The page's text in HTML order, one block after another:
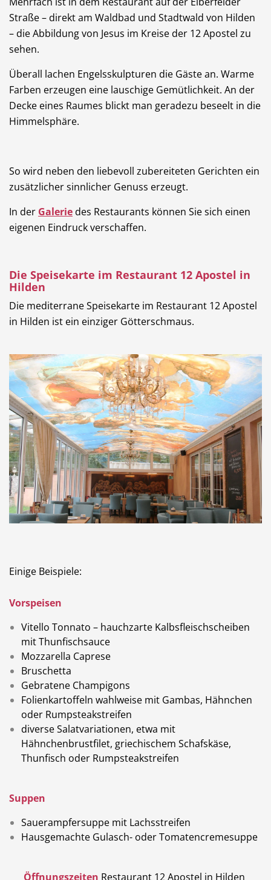
Straße – direkt am Waldbad und Stadtwald von Hilden
– die Abbildung von Jesus im Kreise der 12 Apostel zu
sehen.
Überall lachen Engelsskulpturen die Gäste an. Warme
Farben erzeugen eine lauschige Gemütlichkeit. An der
Decke eines Raumes blickt man geradezu beseelt in die
Himmelsphäre.
So wird neben den liebevoll zubereiteten Gerichten ein
zusätzlicher sinnlicher Genuss erzeugt.
In der Galerie des Restaurants können Sie sich einen
eigenen Eindruck verschaffen.
Die Speisekarte im Restaurant 12 Apostel in
Hilden
Die mediterrane Speisekarte im Restaurant 12 Apostel
in Hilden ist ein einziger Götterschmaus.
Einige Beispiele:
Vorspeisen
Vitello Tonnato – hauchzarte Kalbsfleischscheiben
mit Thunfischsauce
Mozzarella Caprese
Bruschetta
Gebratene Champigons
Folienkartoffeln wahlweise mit Gambas, Hähnchen
oder Rumpsteakstreifen
diverse Salatvariationen, etwa mit
Hähnchenbrustfilet, griechischem Schafskäse,
Thunfisch oder Rumpsteakstreifen
Suppen
Sauerampfersuppe mit Lachsstreifen
Hausgemachte Gulasch- oder Tomatencremesuppe
Öffnungszeiten Restaurant 12 Apostel in Hilden